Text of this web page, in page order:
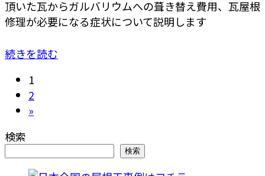
頂いた瓦からガルバリウムへの葺き替え費用、瓦屋根
修理が必要になる症状について説明します
続きを読む
投
稿
ペ
ー
固
定
ペ
ジ
1
固
定
ー
ジ
2
»
検索
検索